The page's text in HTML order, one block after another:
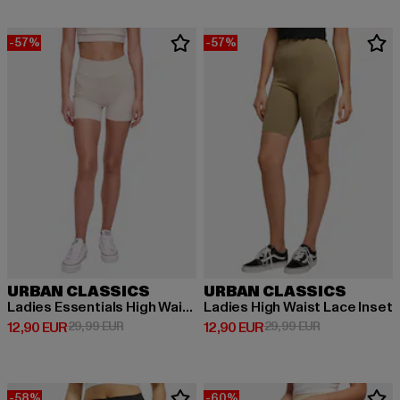
-57%
URBAN CLASSICS
Ladies Essentials High Waist Cycle Hot
12,90 EUR
Derzeitiger Preis: 12,90 EUR
29,99 EURAktionspreis: 29,99 EUR
-57%
URBAN CLASSICS
Ladies High Waist Lace Inset
12,90 EUR
Derzeitiger Preis: 12,90 EUR
29,99 EURAktionspreis: